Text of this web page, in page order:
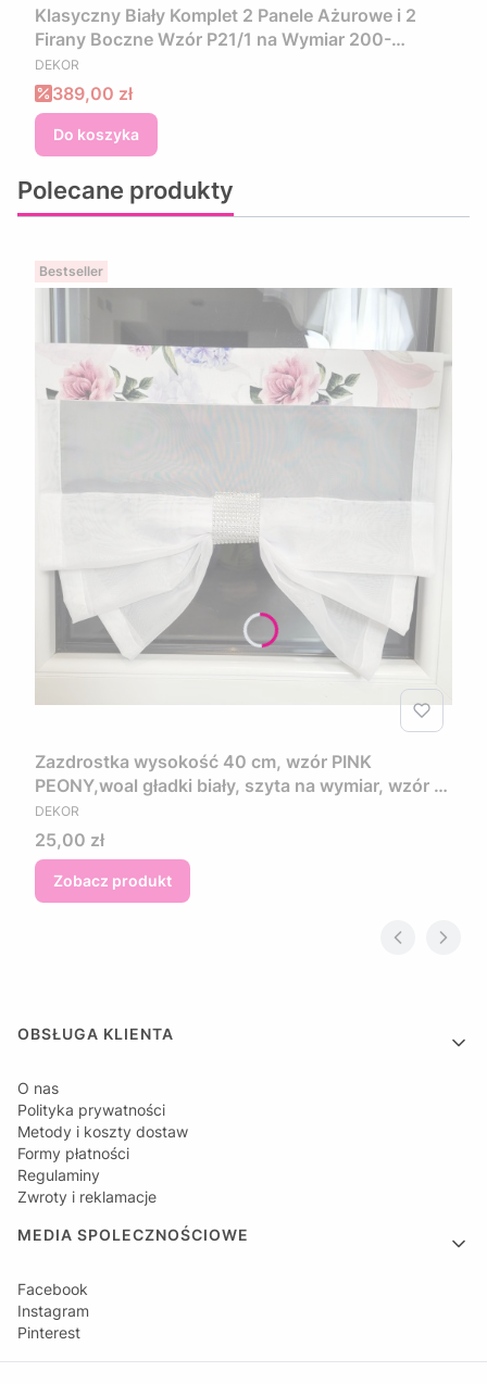
​Klasyczny Biały Komplet 2 Panele Ażurowe i 2
Firany Boczne Wzór P21/1 na Wymiar 200-
240x15
PRODUCENT
DEKOR
Cena promocyjna
389,00 zł
Do koszyka
Polecane produkty
Bestseller
Zazdrostka wysokość 40 cm, wzór PINK
PEONY,woal gładki biały, szyta na wymiar, wzór w
kwiaty w kolorze różowo fioletowym
PRODUCENT
DEKOR
Cena
25,00 zł
Zobacz produkt
Linki w stopce
OBSŁUGA KLIENTA
O nas
Polityka prywatności
Metody i koszty dostaw
Formy płatności
Regulaminy
Zwroty i reklamacje
MEDIA SPOLECZNOŚCIOWE
Facebook
Instagram
Pinterest